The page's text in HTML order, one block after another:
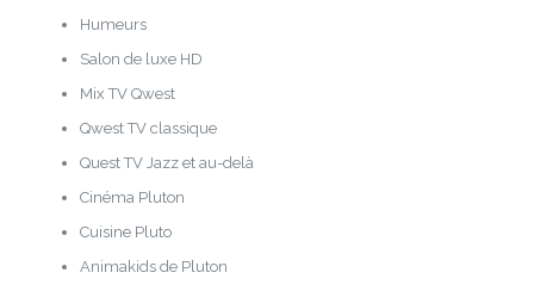
Humeurs
Salon de luxe HD
Mix TV Qwest
Qwest TV classique
Quest TV Jazz et au-delà
Cinéma Pluton
Cuisine Pluto
Animakids de Pluton